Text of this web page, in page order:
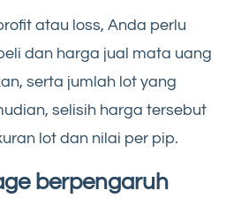
atau loss, Anda perlu
dan harga jual mata uang
serta jumlah lot yang
selisih harga tersebut
lot dan nilai per pip.
berpengaruh